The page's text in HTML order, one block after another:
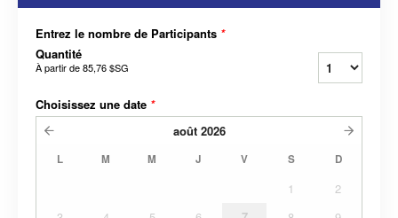
Entrez le nombre de Participants *
Quantité
À partir de85,76 $SG
Choisissez une date *
août 2026
L M M J V S D
1
2